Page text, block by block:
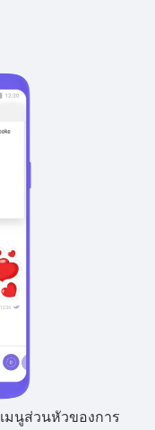
เมนูส่วนหัวของการ